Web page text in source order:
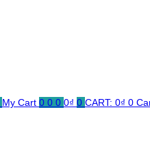
My Cart 0 0 0 0₫ 0 CART: 0₫ 0